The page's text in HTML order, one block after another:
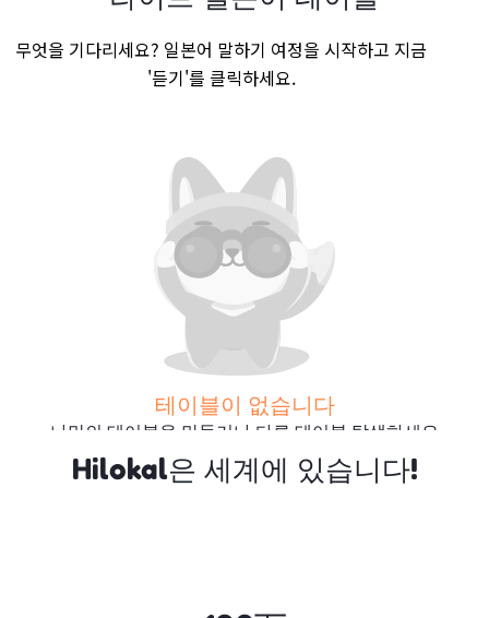
무엇을 기다리세요? 일본어 말하기 여정을 시작하고 지금
'듣기'를 클릭하세요.
테이블이 없습니다
나만의 테이블을 만들거나 다른 테이블 탐색하세요
더 많은 테이블 검색
Hilokal은 세계에 있습니다!